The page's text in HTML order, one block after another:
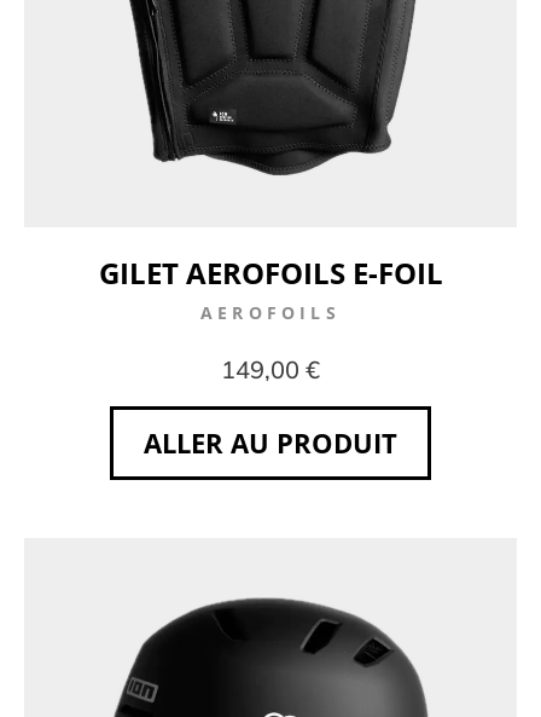
GILET AEROFOILS E-FOIL
AEROFOILS
149,00 €
ALLER AU PRODUIT